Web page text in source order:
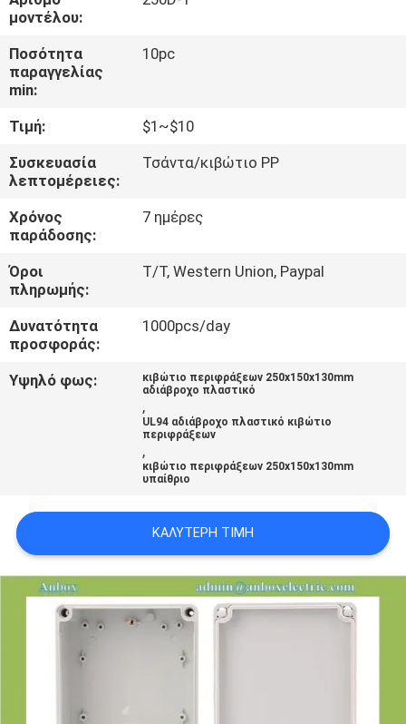
ΠΟΙΟΤΙΚΌΣ
ΈΛΕΓΧΟΣ
ΕΛΆΤΕ
ΣΕ
ΕΠΑΦΉ
ΜΕ
ΖΗΤΉΣΤΕ
ΈΝΑ
ΑΠΌΣΠΑΣΜΑ
SHOPPING ONLINE
PRIVACY
POLICY
μοντέλου:
Ποσότητα
παραγγελίας
min:
10pc
Τιμή:
$1~$10
Συσκευασία
λεπτομέρειες:
Τσάντα/κιβώτιο PP
Χρόνος
παράδοσης:
7 ημέρες
Όροι
πληρωμής:
T/T, Western Union, Paypal
Δυνατότητα
προσφοράς:
1000pcs/day
Υψηλό φως:
κιβώτιο περιφράξεων 250x150x130mm
αδιάβροχο πλαστικό
,
UL94 αδιάβροχο πλαστικό κιβώτιο
περιφράξεων
,
κιβώτιο περιφράξεων 250x150x130mm
υπαίθριο
ΚΑΛΎΤΕΡΗ ΤΙΜΉ